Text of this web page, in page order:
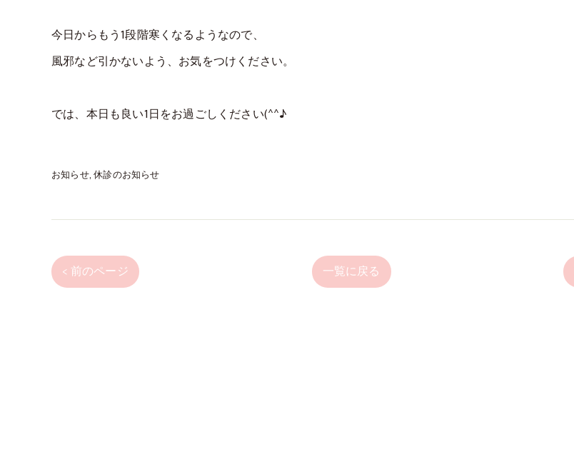
今日からもう1段階寒くなるようなので、
風邪など引かないよう、お気をつけください。
では、本日も良い1日をお過ごしください(^^♪
お知らせ 休診のお知らせ
< 前のページ 一覧に戻る